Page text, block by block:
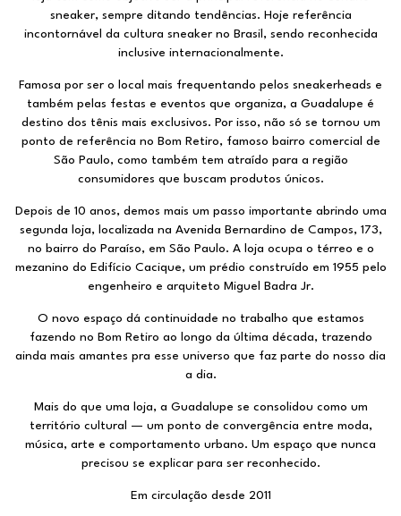
sneaker, sempre ditando tendências. Hoje referência
incontornável da cultura sneaker no Brasil, sendo reconhecida
inclusive internacionalmente.
Famosa por ser o local mais frequentando pelos sneakerheads e
também pelas festas e eventos que organiza, a Guadalupe é
destino dos tênis mais exclusivos. Por isso, não só se tornou um
ponto de referência no Bom Retiro, famoso bairro comercial de
São Paulo, como também tem atraído para a região
consumidores que buscam produtos únicos.
Depois de 10 anos, demos mais um passo importante abrindo uma
segunda loja, localizada na Avenida Bernardino de Campos, 173,
no bairro do Paraíso, em São Paulo. A loja ocupa o térreo e o
mezanino do Edifício Cacique, um prédio construído em 1955 pelo
engenheiro e arquiteto Miguel Badra Jr.
O novo espaço dá continuidade no trabalho que estamos
fazendo no Bom Retiro ao longo da última década, trazendo
ainda mais amantes pra esse universo que faz parte do nosso dia
a dia.
Mais do que uma loja, a Guadalupe se consolidou como um
território cultural — um ponto de convergência entre moda,
música, arte e comportamento urbano. Um espaço que nunca
precisou se explicar para ser reconhecido.
Em circulação desde 2011